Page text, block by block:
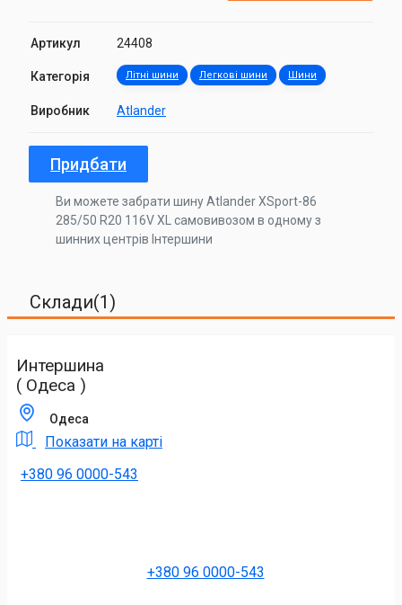
Артикул 24408
Категорія Літні шини Легкові шини Шини
Виробник Atlander
Придбати
Ви можете забрати шину Atlander XSport-86
285/50 R20 116V XL самовивозом в одному з
шинних центрів Інтершини
Склади(1)
Интершина
( Одеса )
Одеса
Показати на карті
+380 96 0000-543
+380 96 0000-543